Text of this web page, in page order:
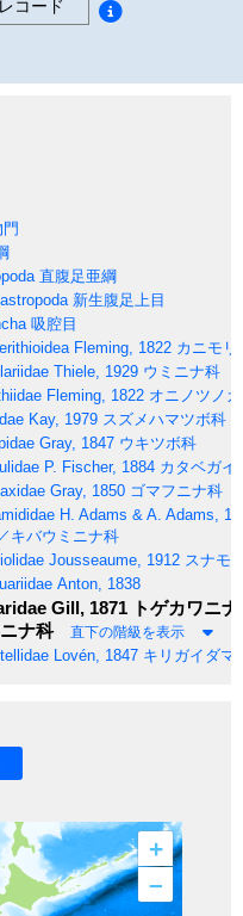
コード
直腹足亜綱
新生腹足上目
吸腔目
Fleming, 1822 カニモリ
Thiele, 1929 ウミニナ科
Fleming, 1822 オニノツノ
Kay, 1979 スズメハマツボ科
Gray, 1847 ウキツボ科
P. Fischer, 1884 カタベガイ
Gray, 1850 ゴマフニナ科
H. Adams & A. Adams,
キバウミニナ科
Jousseaume, 1912 スナモ
Anton, 1838
Gill, 1871 トゲカワニ
ナ科
直下の階級を表示
Lovén, 1847 キリガイダマ
+
–